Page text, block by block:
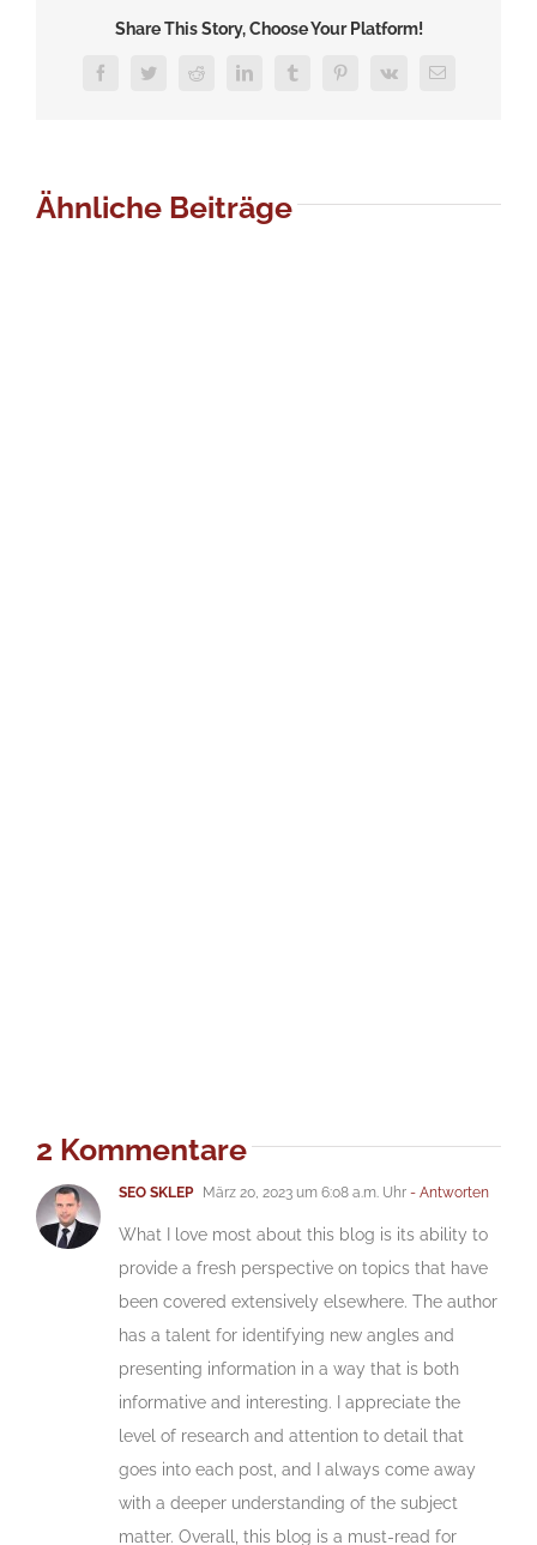
Share This Story, Choose Your Platform!
FacebookTwitterReddit LinkedInTumblrPinterest
Vk
E-
Ähnliche Beiträge
2 Kommentare
SEO SKLEP März 20, 2023 um 6:08 a.m. Uhr - Antworten
What I love most about this blog is its ability to
provide a fresh perspective on topics that have
been covered extensively elsewhere. The author
has a talent for identifying new angles and
presenting information in a way that is both
informative and interesting. I appreciate the
level of research and attention to detail that
goes into each post, and I always come away
with a deeper understanding of the subject
matter. Overall, this blog is a must-read for